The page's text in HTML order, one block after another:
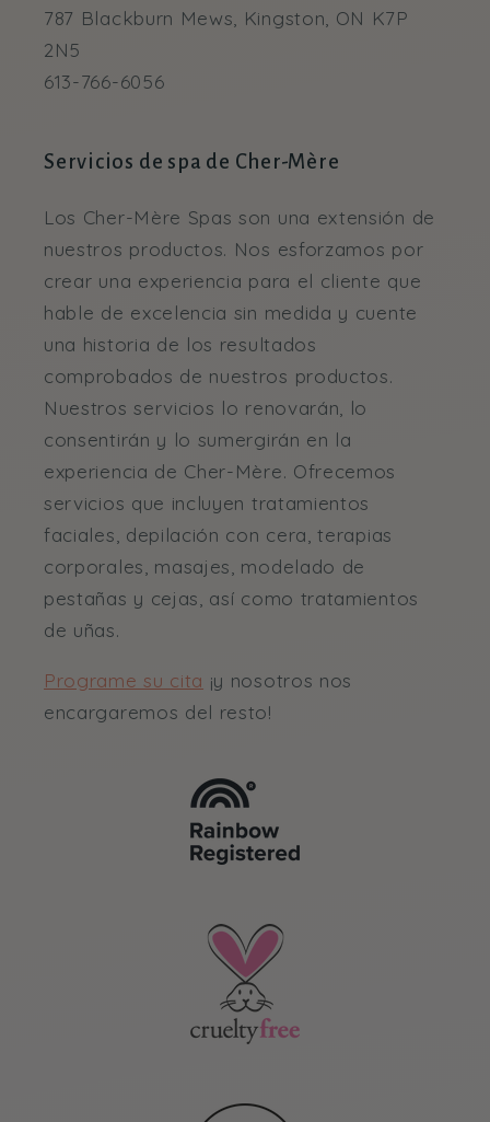
787 Blackburn Mews, Kingston, ON K7P
2N5
613-766-6056
Servicios de spa de Cher-Mère
Los Cher-Mère Spas son una extensión de
nuestros productos. Nos esforzamos por
crear una experiencia para el cliente que
hable de excelencia sin medida y cuente
una historia de los resultados
comprobados de nuestros productos.
Nuestros servicios lo renovarán, lo
consentirán y lo sumergirán en la
experiencia de Cher-Mère. Ofrecemos
servicios que incluyen tratamientos
faciales, depilación con cera, terapias
corporales, masajes, modelado de
pestañas y cejas, así como tratamientos
de uñas.
Programe su cita ¡y nosotros nos
encargaremos del resto!